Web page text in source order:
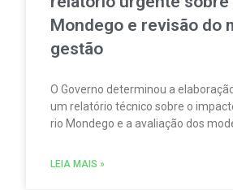
Mondego e revisão do
gestão
O Governo determinou a
um relatório técnico sobre o
rio Mondego e a avaliação dos
infraestruturas da bacia às atuais
LEIA MAIS »